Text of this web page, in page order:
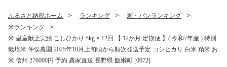
ふるさと納税ホーム ランキング
米・パンランキング
米ランキング
米 皇室献上実績 こしひかり 5kg × 12回 【 12か月 定期便 】( 令和7年産 ) 特別
栽培米 仲俣農園 2025年10月上旬頃から順次発送予定 コシヒカリ 白米 精米 お
米 信州 276000円 予約 農家直送 長野県 飯綱町 [0672]